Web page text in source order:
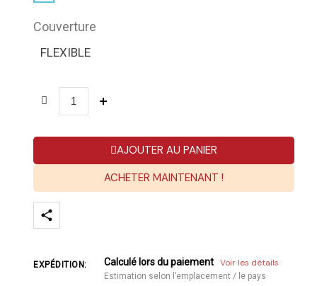
Couverture
FLEXIBLE
AJOUTER AU PANIER
ACHETER MAINTENANT !
EXPÉDITION: Calculé lors du paiement Voir les détails
Estimation selon l’emplacement / le pays